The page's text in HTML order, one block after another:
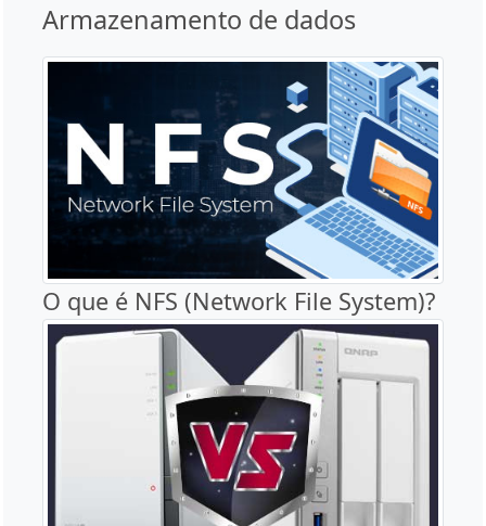
Armazenamento de dados
O que é NFS (Network File System)?